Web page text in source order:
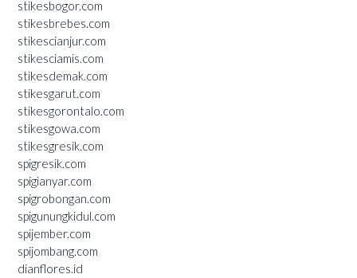
stikesbogor.com
stikesbrebes.com
stikescianjur.com
stikesciamis.com
stikesdemak.com
stikesgarut.com
stikesgorontalo.com
stikesgowa.com
stikesgresik.com
spigresik.com
spigianyar.com
spigrobongan.com
spigunungkidul.com
spijember.com
spijombang.com
dianflores.id